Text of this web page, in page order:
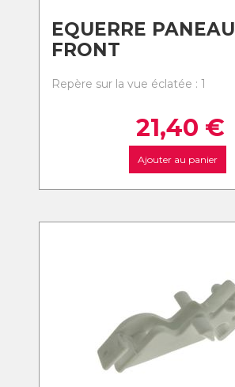
EQUERRE PANEAU
FRONT
Repère sur la vue éclatée : 1
21,40 €
Ajouter au panier